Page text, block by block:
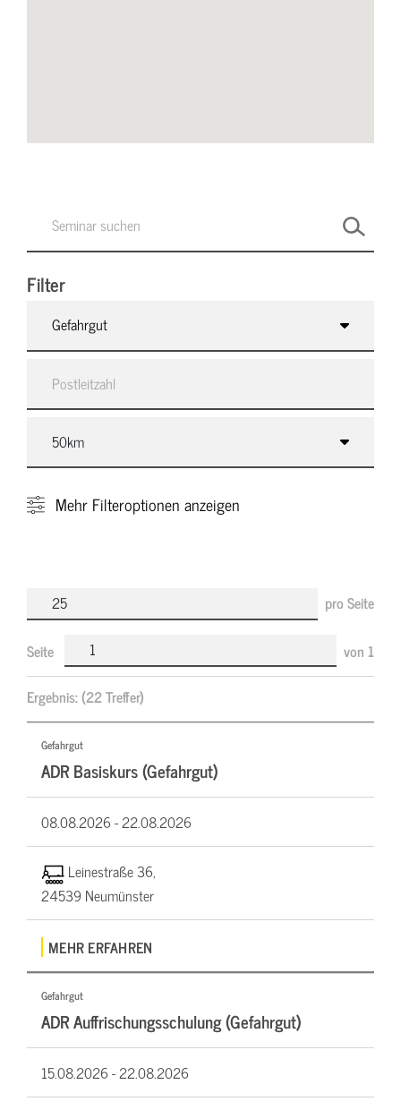
Filter
Gefahrgut
Mehr Filteroptionen anzeigen
pro Seite
Seite von 1
Ergebnis:(22 Treffer)
Gefahrgut
ADR Basiskurs (Gefahrgut)
08.08.2026 -22.08.2026
Leinestraße 36,
24539 Neumünster
MEHR ERFAHREN
Gefahrgut
ADR Auffrischungsschulung (Gefahrgut)
15.08.2026 -22.08.2026